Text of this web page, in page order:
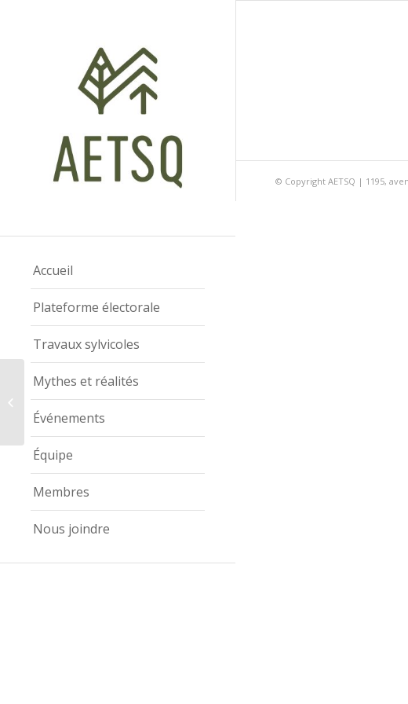
Accueil
Plateforme électorale
Travaux sylvicoles
Mythes et réalités
Événements
Équipe
Membres
Nous joindre
© Copyright AETSQ | 1195,
Model Shots